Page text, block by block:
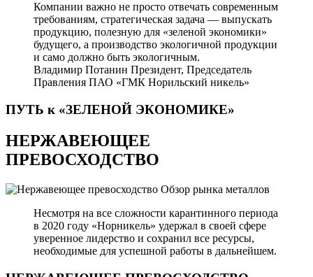
Компании важно не просто отвечать современным
требованиям, стратегическая задача — выпускать
продукцию, полезную для «зеленой экономики»
будущего, а производство экологичной продукции
и само должно быть экологичным.
Владимир Потанин Президент, Председатель
Правления ПАО «ГМК Норильский никель»
ПУТЬ к «ЗЕЛЕНОЙ ЭКОНОМИКЕ»
НЕРЖАВЕЮЩЕЕ
ПРЕВОСХОДСТВО
Обзор рынка металлов
Несмотря на все сложности карантинного периода
в 2020 году «Норникель» удержал в своей сфере
уверенное лидерство и сохранил все ресурсы,
необходимые для успешной работы в дальнейшем.